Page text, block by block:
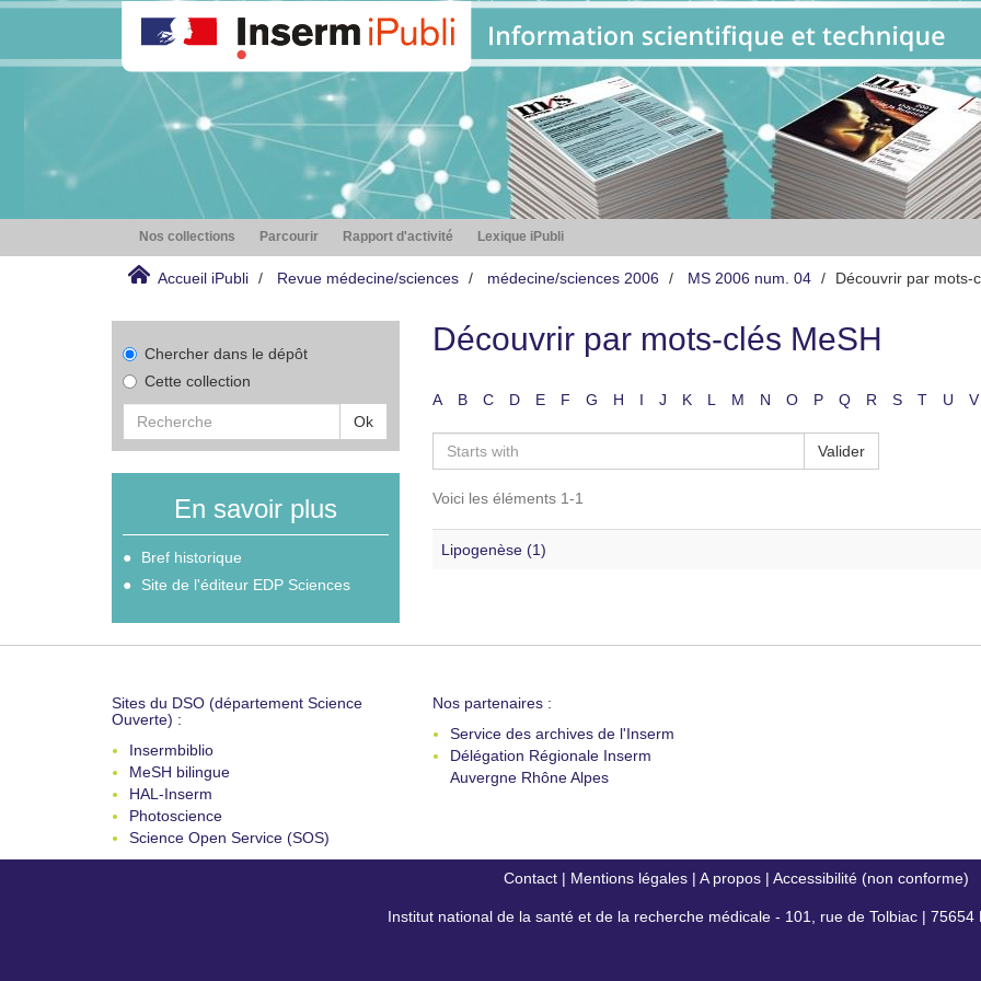
Nos collections Parcourir Rapport d'activité Lexique iPubli
Accueil iPubli Revue médecine/sciences médecine/sciences 2006 MS 2006 num. 04 Découvrir par mots-
Chercher dans le dépôt
Cette collection
Ok
En savoir plus
Bref historique
Site de l'éditeur EDP Sciences
Découvrir par mots-clés MeSH
A B C D E F G H I J K L M N O P Q R S T U V
Valider
Voici les éléments 1-1
Lipogenèse (1)
Sites du DSO (département Science
Ouverte) :
Insermbiblio
MeSH bilingue
HAL-Inserm
Photoscience
Science Open Service (SOS)
Nos partenaires :
Service des archives de l'Inserm
Délégation Régionale Inserm
Auvergne Rhône Alpes
Contact| Mentions légales| A propos| Accessibilité (non conforme)
Institut national de la santé et de la recherche médicale - 101, rue de Tolbiac | 75654